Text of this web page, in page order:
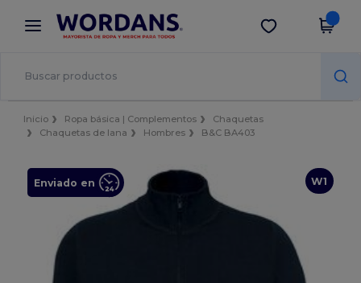
× App de Wordans
¡Mejores precios en app!
Descargar app
Inicio Ropa básica | Complementos
Chaquetas
Chaquetas de lana
Hombres B&C BA403
W1
Enviado en